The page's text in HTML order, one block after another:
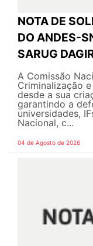
NOTA DE
DO ANDES-
SARUG
A Comissão
Criminalização
desde a sua
garantindo a
universidades,
Nacional, c...
04 de Agosto de 2026